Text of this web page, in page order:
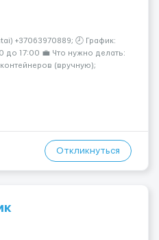
+37063970889; 🕗 График:
до 17:00 💼 Что нужно делать:
(вручную);
заведующего складом. ✅
Откликнуться